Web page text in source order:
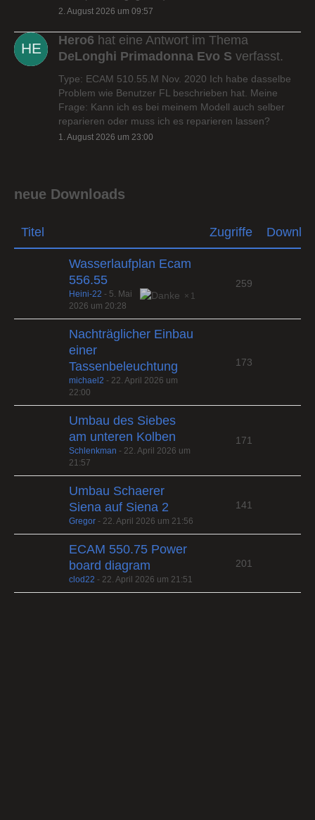
2. August 2026 um 09:57
Hero6 hat eine Antwort im Thema
DeLonghi Primadonna Evo S verfasst.
Type: ECAM 510.55.M Nov. 2020 Ich habe dasselbe
Problem wie Benutzer FL beschrieben hat. Meine
Frage: Kann ich es bei meinem Modell auch selber
reparieren oder muss ich es reparieren lassen?
1. August 2026 um 23:00
neue Downloads
Titel Zugriffe
Wasserlaufplan Ecam
556.55
1
Heini-22 - 5. Mai
2026 um 20:28
259
Nachträglicher Einbau
einer
Tassenbeleuchtung
michael2 - 22. April 2026 um
22:00
173
Umbau des Siebes
am unteren Kolben
Schlenkman - 22. April 2026 um
21:57
171
Umbau Schaerer
Siena auf Siena 2
Gregor - 22. April 2026 um 21:56
141
ECAM 550.75 Power
board diagram
clod22 - 22. April 2026 um 21:51
201